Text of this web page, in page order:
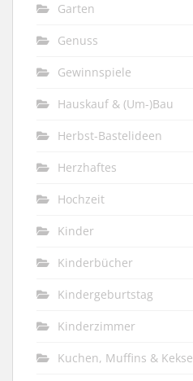
Garten
Genuss
Gewinnspiele
Hauskauf & (Um-)Bau
Herbst-Bastelideen
Herzhaftes
Hochzeit
Kinder
Kinderbücher
Kindergeburtstag
Kinderzimmer
Kuchen, Muffins & Kekse